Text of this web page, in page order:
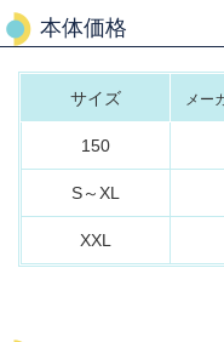
本体価格
サイズ メー
150
S～XL
XXL